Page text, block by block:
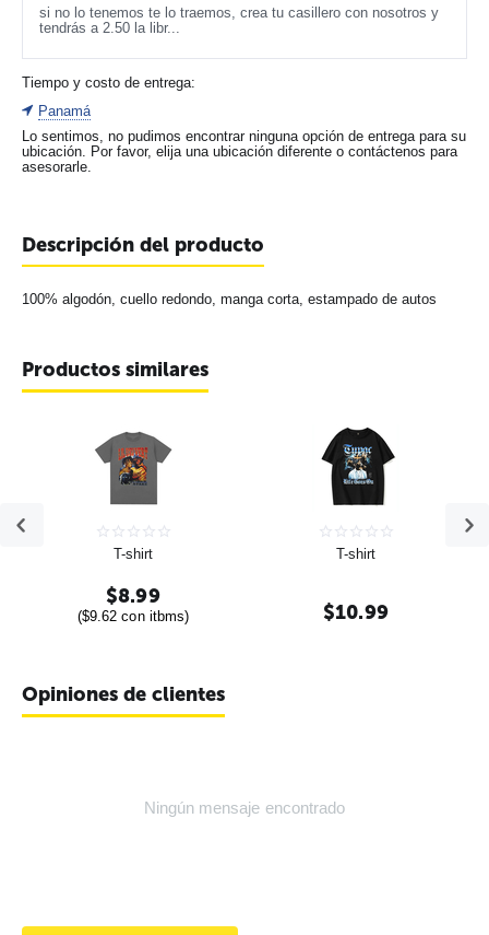
si no lo tenemos te lo traemos, crea tu casillero con nosotros y
tendrás a 2.50 la libr...
Tiempo y costo de entrega:
Panamá
Lo sentimos, no pudimos encontrar ninguna opción de entrega para su
ubicación. Por favor, elija una ubicación diferente o contáctenos para
asesorarle.
Descripción del producto
100% algodón, cuello redondo, manga corta, estampado de autos
Productos similares
T-shirt
$8.99
($9.62 con itbms)
T-shirt
$10.99
Opiniones de clientes
Ningún mensaje encontrado